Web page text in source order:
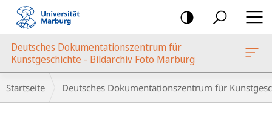
Mobile-
Navigation
Marburg
Deutsches Dokumentationszentrum für
Kunstgeschichte - Bildarchiv Foto Marburg
Breadcrumb-
Navigation
Startseite Deutsches Dokumentationszentrum für